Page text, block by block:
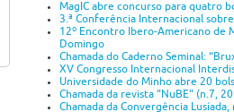
MagIC abre concurso para quatro
3.ª Conferência Internacional
12º Encontro Ibero-Americano de
Domingo
Chamada do Caderno Seminal:
XV Congresso Internacional
Universidade do Minho abre 20
Chamada da revista "NuBE" (n.7,
Chamada da Convergência